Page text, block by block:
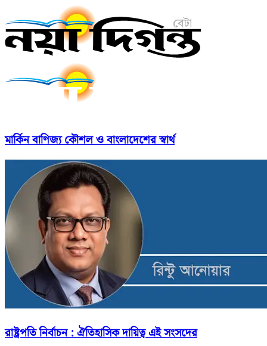
মার্কিন বাণিজ্য কৌশল ও বাংলাদেশের স্বার্থ
রাষ্ট্রপতি নির্বাচন : ঐতিহাসিক দায়িত্ব এই সংসদের